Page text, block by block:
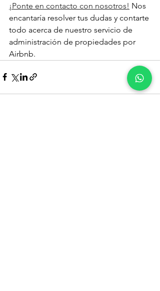
¡Ponte en contacto con nosotros! Nos
encantaría resolver tus dudas y contarte
todo acerca de nuestro servicio de
administración de propiedades por
Airbnb.